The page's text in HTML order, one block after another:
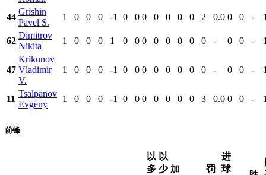
44
Grishin
Pavel S.
1 0 0 0 -1 0 0 0 0 0 0 0 2 0.0 0 0 -
62
Dimitrov
Nikita
1 0 0 0 1 0 0 0 0 0 0 0 0 - 0 0 -
47
Krikunov
Vladimir
V.
1 0 0 0 -1 0 0 0 0 0 0 0 0 - 0 0 -
11
Tsalpanov
Evgeny
1 0 0 0 -1 0 0 0 0 0 0 0 3 0.0 0 0 -
前锋
以
多
以
少 加 罚
进
球